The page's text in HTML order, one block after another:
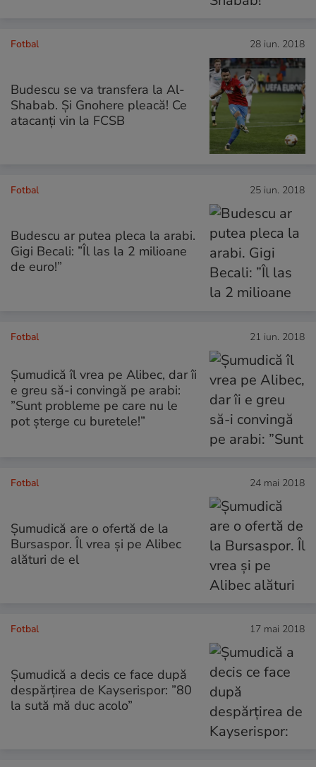
Fotbal 28 iun. 2018
Budescu se va transfera la Al-
Shabab. Și Gnohere pleacă! Ce
atacanți vin la FCSB
Fotbal 25 iun. 2018
Budescu ar putea pleca la arabi.
Gigi Becali: ”Îl las la 2 milioane
de euro!”
Fotbal 21 iun. 2018
Șumudică îl vrea pe Alibec, dar îi
e greu să-i convingă pe arabi:
”Sunt probleme pe care nu le
pot șterge cu buretele!”
Fotbal 24 mai 2018
Șumudică are o ofertă de la
Bursaspor. Îl vrea și pe Alibec
alături de el
Fotbal 17 mai 2018
Șumudică a decis ce face după
despărțirea de Kayserispor: ”80
la sută mă duc acolo”